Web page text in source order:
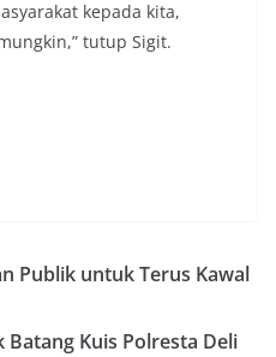
kepada kita,
tutup Sigit.
Publik untuk Terus Kawal
Batang Kuis Polresta Deli